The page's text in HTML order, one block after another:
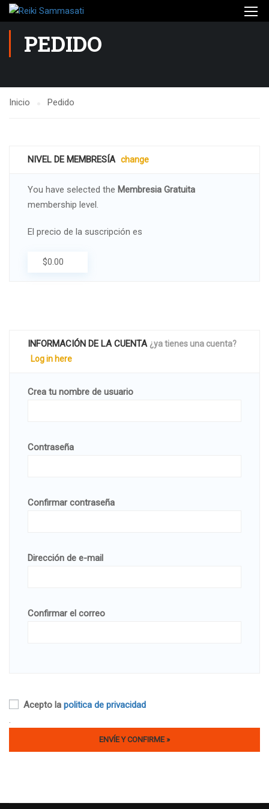
PEDIDO
Inicio Pedido
NIVEL DE MEMBRESÍA change
You have selected the Membresia Gratuita
membership level.
El precio de la suscripción es
$0.00
INFORMACIÓN DE LA CUENTA ¿ya tienes una cuenta?
Log in here
Crea tu nombre de usuario
Contraseña
Confirmar contraseña
Dirección de e-mail
Confirmar el correo
Acepto la politica de privacidad
.